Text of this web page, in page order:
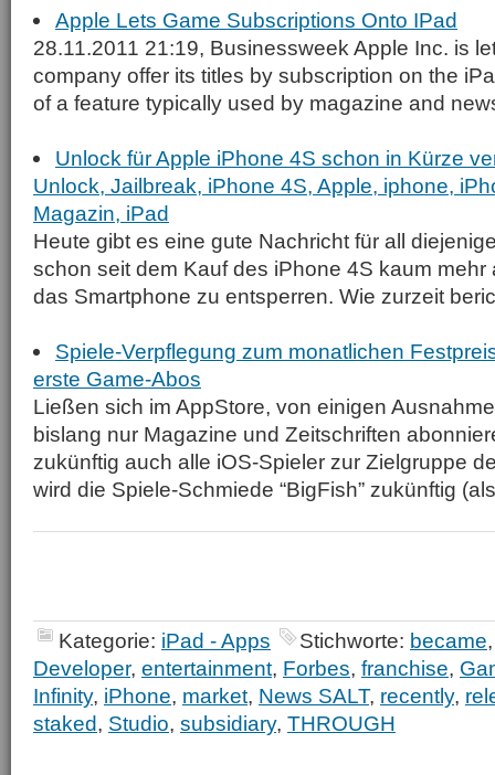
Apple Lets Game Subscriptions Onto IPad
28.11.2011 21:19, Businessweek Apple Inc. is
company offer its titles by subscription on the
of a feature typically used by magazine and
Unlock für Apple iPhone 4S schon in Kürze
Unlock, Jailbreak, iPhone 4S, Apple, iphone,
Magazin, iPad
Heute gibt es eine gute Nachricht für all
schon seit dem Kauf des iPhone 4S kaum mehr
das Smartphone zu entsperren. Wie zurzeit
Spiele-Verpflegung zum monatlichen
erste Game-Abos
Ließen sich im AppStore, von einigen
bislang nur Magazine und Zeitschriften
zukünftig auch alle iOS-Spieler zur Zielgruppe
wird die Spiele-Schmiede “BigFish” zukünftig
Kategorie: iPad - Apps Stichworte: became
Developer, entertainment, Forbes, franchise,
Infinity, iPhone, market, News SALT, recently,
staked, Studio, subsidiary, THROUGH